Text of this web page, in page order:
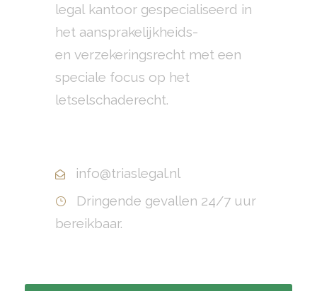
legal kantoor gespecialiseerd in
het aansprakelijkheids-
en verzekeringsrecht met een
speciale focus op het
letselschaderecht.
info@triaslegal.nl
Dringende gevallen 24/7 uur
bereikbaar.